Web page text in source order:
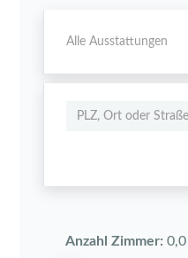
Alle Ausstattungen
Anzahl Zimmer: 0,0